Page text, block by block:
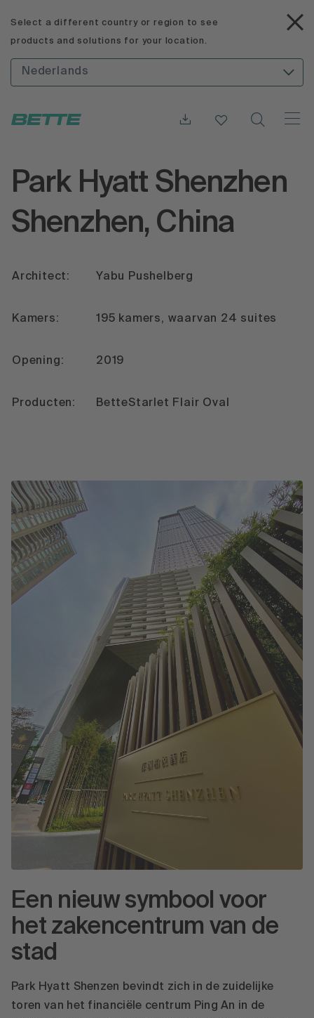
Select a different country or region to see
products and solutions for your location.
Nederlands
Park Hyatt Shenzhen
Shenzhen, China
Architect: Yabu Pushelberg
Kamers: 195 kamers, waarvan 24 suites
Opening: 2019
Producten: BetteStarlet Flair Oval
Een nieuw symbool voor
het zakencentrum van de
stad
Park Hyatt Shenzen bevindt zich in de zuidelijke
toren van het financiële centrum Ping An in de